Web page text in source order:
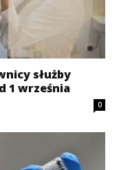
służby
1 września
0